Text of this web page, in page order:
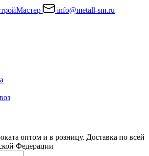
info@metall-sm.ru
оптом и в розницу. Доставка по всей
Федерации